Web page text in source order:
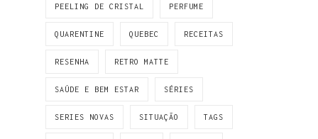
PEELING DE CRISTAL PERFUME
QUARENTINE QUEBEC RECEITAS
RESENHA RETRO MATTE
SAÚDE E BEM ESTAR SÉRIES
SERIES NOVAS SITUAÇÃO TAGS